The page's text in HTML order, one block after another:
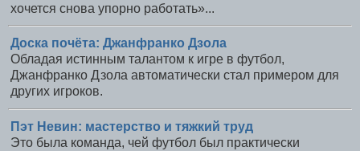
хочется снова упорно работать»...
Доска почёта: Джанфранко Дзола
Обладая истинным талантом к игре в футбол,
Джанфранко Дзола автоматически стал примером для
других игроков.
Пэт Невин: мастерство и тяжкий труд
Это была команда, чей футбол был практически